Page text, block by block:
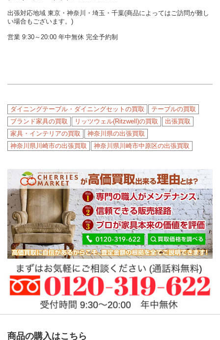
出張対応地域 東京・神奈川・埼玉・千葉(商品によってはご訪問が難し
い場合もございます。)
営業 9:30～20:00 年中無休 完全予約制
ダイニングテーブル・ダイニングセットの買取
テーブルの買取
ブランド家具の買取
リッツウェル(Ritzwell)の買取
出張買取
家具・インテリアの買取
神奈川県の出張買取
神奈川県川崎市の出張買取
神奈川県川崎市中原区の出張買取
商品の購入はこちら